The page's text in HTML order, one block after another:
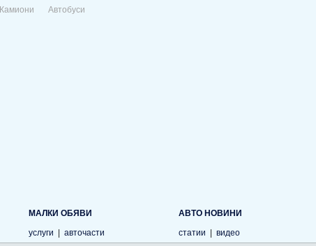
Камиони Автобуси
МАЛКИ ОБЯВИ
услуги
авточасти
АВТО НОВИНИ
статии
видео